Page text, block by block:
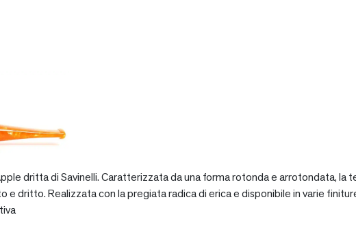
dritta di Savinelli. Caratterizzata da una forma rotonda e arrotondata, la
dritto. Realizzata con la pregiata radica di erica e disponibile in varie